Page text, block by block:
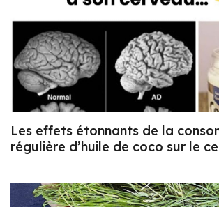
Les effets étonnants de la
régulière d’huile de coco sur le